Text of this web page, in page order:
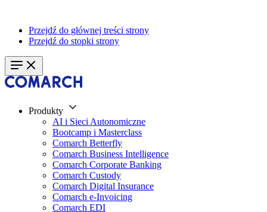
Przejdź do głównej treści strony
Przejdź do stopki strony
Produkty
AI i Sieci Autonomiczne
Bootcamp i Masterclass
Comarch Betterfly
Comarch Business Intelligence
Comarch Corporate Banking
Comarch Custody
Comarch Digital Insurance
Comarch e-Invoicing
Comarch EDI